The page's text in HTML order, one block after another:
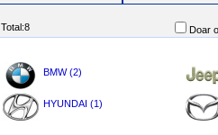
Total:8 Doar
BMW (2)
HYUNDAI (1)